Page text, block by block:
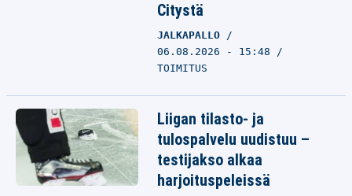
Citystä
JALKAPALLO
06.08.2026 - 15:48
TOIMITUS
Liigan tilasto- ja
tulospalvelu uudistuu –
testijakso alkaa
harjoituspeleissä